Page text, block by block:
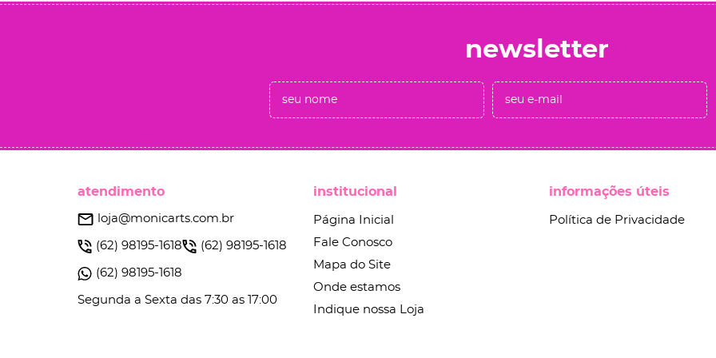
newsletter
atendimento
(62) 98195-1618 (62) 98195-1618
(62) 98195-1618
Segunda a Sexta das 7:30 as 17:00
loja@monicarts.com.br
institucional
Página Inicial
Fale Conosco
Mapa do Site
Onde estamos
Indique nossa Loja
informações úteis
Política de Privacidade